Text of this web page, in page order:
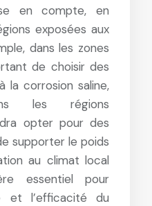
en compte, en
exposées aux
dans les zones
de choisir des
la corrosion saline,
les régions
opter pour des
supporter le poids
au climat local
essentiel pour
et l’efficacité du